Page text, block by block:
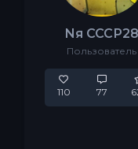
Nя СССР28
Пользователь
110 77